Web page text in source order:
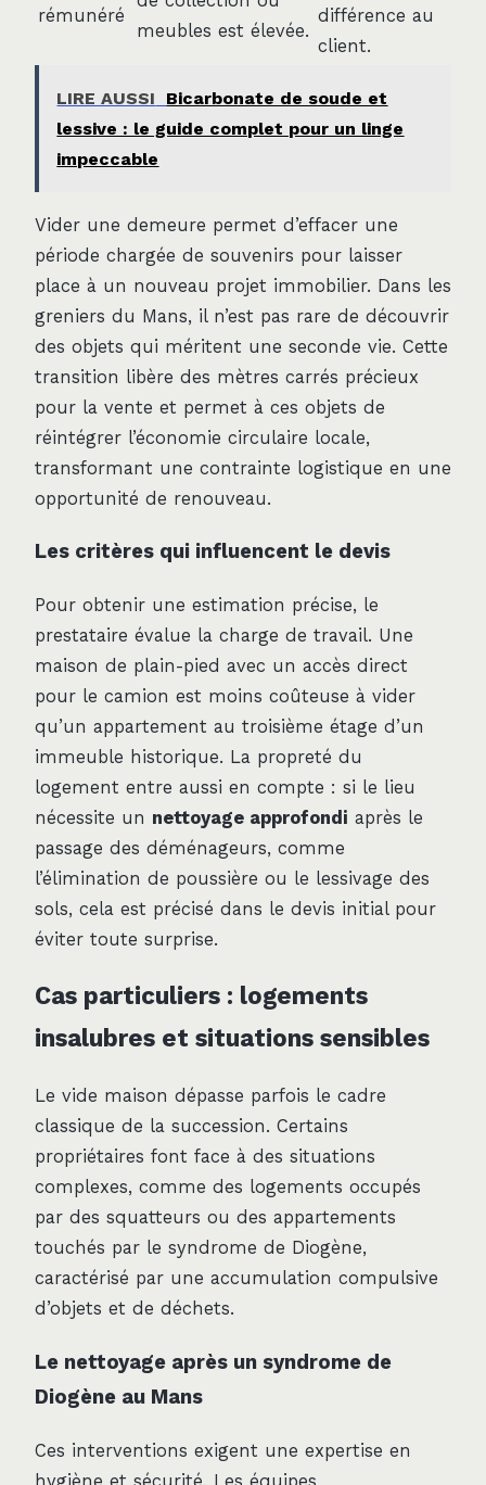
rémunéré
meubles est élevée.
différence au
client.
LIRE AUSSI
Bicarbonate de soude et
lessive : le guide complet pour un linge
impeccable
Vider une demeure permet d’effacer une
période chargée de souvenirs pour laisser
place à un nouveau projet immobilier. Dans les
greniers du Mans, il n’est pas rare de découvrir
des objets qui méritent une seconde vie. Cette
transition libère des mètres carrés précieux
pour la vente et permet à ces objets de
réintégrer l’économie circulaire locale,
transformant une contrainte logistique en une
opportunité de renouveau.
Les critères qui influencent le devis
Pour obtenir une estimation précise, le
prestataire évalue la charge de travail. Une
maison de plain-pied avec un accès direct
pour le camion est moins coûteuse à vider
qu’un appartement au troisième étage d’un
immeuble historique. La propreté du
logement entre aussi en compte : si le lieu
nécessite un nettoyage approfondi après le
passage des déménageurs, comme
l’élimination de poussière ou le lessivage des
sols, cela est précisé dans le devis initial pour
éviter toute surprise.
Cas particuliers : logements
insalubres et situations sensibles
Le vide maison dépasse parfois le cadre
classique de la succession. Certains
propriétaires font face à des situations
complexes, comme des logements occupés
par des squatteurs ou des appartements
touchés par le syndrome de Diogène,
caractérisé par une accumulation compulsive
d’objets et de déchets.
Le nettoyage après un syndrome de
Diogène au Mans
Ces interventions exigent une expertise en